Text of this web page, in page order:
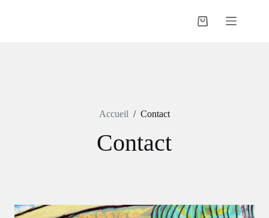
Panier
Accueil / Contact
Contact